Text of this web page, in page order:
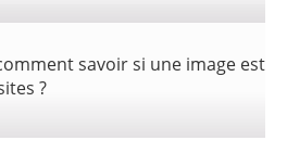
savoir si une image est
?